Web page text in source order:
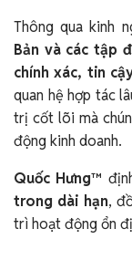
Thông qua kinh
Bản và các tập
chính xác, tin
quan hệ hợp tác
trị cốt lõi mà
động kinh doanh.
Quốc Hưng™
trong dài hạn,
trì hoạt động ổn